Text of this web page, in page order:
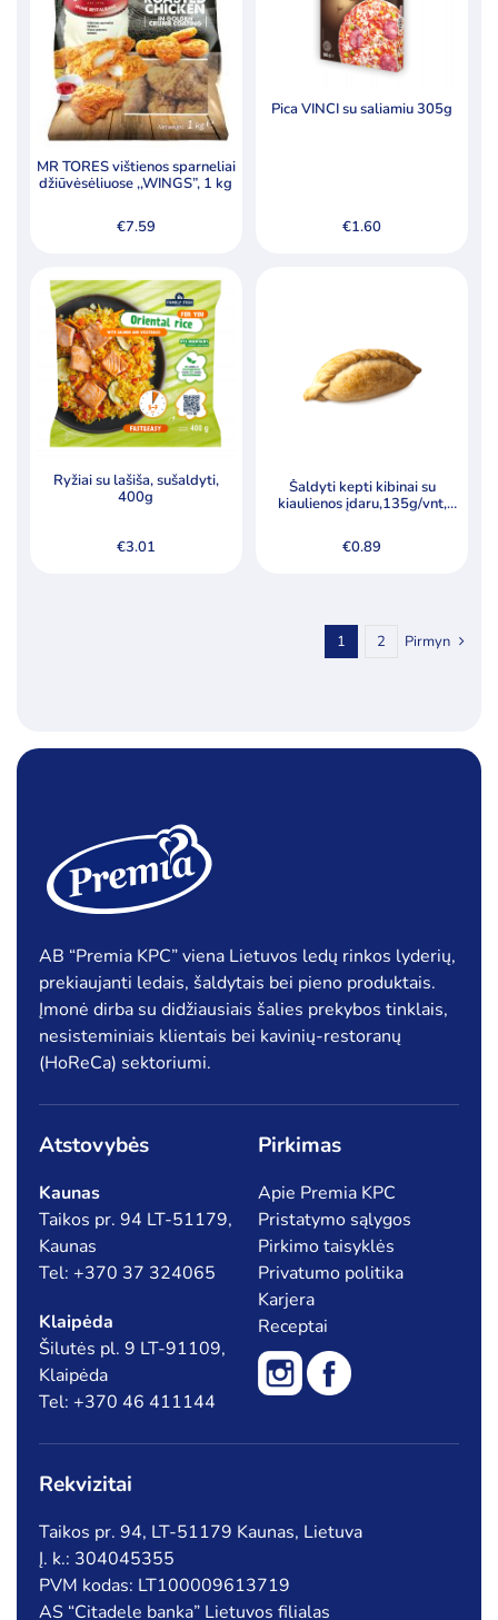
MR TORES vištienos sparneliai
džiūvėsėliuose ,,WINGS”, 1 kg
€7.59
Pica VINCI su saliamiu 305g
€1.60
Ryžiai su lašiša, sušaldyti,
400g
€3.01
Šaldyti kepti kibinai su
kiaulienos įdaru,135g/vnt,
€0.89
1 2 Pirmyn
AB “Premia KPC” viena Lietuvos ledų rinkos lyderių,
prekiaujanti ledais, šaldytais bei pieno produktais.
Įmonė dirba su didžiausiais šalies prekybos tinklais,
nesisteminiais klientais bei kavinių-restoranų
(HoReCa) sektoriumi.
Atstovybės
Kaunas
Taikos pr. 94 LT-51179,
Kaunas
Tel: +370 37 324065
Klaipėda
Šilutės pl. 9 LT-91109,
Klaipėda
Tel: +370 46 411144
Pirkimas
Apie Premia KPC
Pristatymo sąlygos
Pirkimo taisyklės
Privatumo politika
Karjera
Receptai
Rekvizitai
Taikos pr. 94, LT-51179 Kaunas, Lietuva
Į. k.: 304045355
PVM kodas: LT100009613719
AS “Citadele banka” Lietuvos filialas